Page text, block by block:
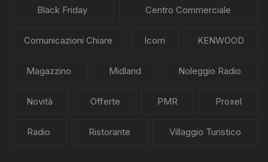
Black Friday Centro Commerciale
Comunicazioni Chiare Icom KENWOOD
Magazzino Midland Noleggio Radio
Novità Offerte PMR Proxel
Radio Ristorante Villaggio Turistico